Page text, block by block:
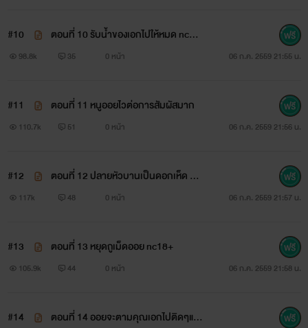
ตกหลุมรักออยอย่างไม่รู้ตัว เขาจะทำอย่างไรเมื่องานของคนที่เขา
รักต้องบำบัดราคีให้กับผู้อื่น เขาทั้งหวงทั้งแหน หึงจนน่ามืดตามัว
ถมึงทึงอยู่หน้าห้อง
"มายืนทำอะไรอยู่ตรงนี้คะคุณเอก ออยตกอกตกใจหมด" ออ
#10
ตอนที่ 10 รับน้ำของเอกไปให้หมด nc18
98.8k 35 0 หน้า 06 ก.ค. 2559 21:55 น.
#11 ตอนที่ 11 หนูออยไวต่อการสัมผัสมาก
110.7k 51 0 หน้า 06 ก.ค. 2559 21:56 น.
#12
ตอนที่ 12 ปลายหัวบานเป็นดอกเห็ด nc
18+
117k 48 0 หน้า 06 ก.ค. 2559 21:57 น.
#13 ตอนที่ 13 หยุดถูเม็ดออย nc18+
105.9k 44 0 หน้า 06 ก.ค. 2559 21:58 น.
#14
ตอนที่ 14 ออยจะตามคุณเอกไปติดๆแล้